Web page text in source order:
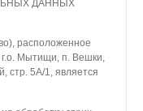
ДАННЫХ
расположенное
г.о. Мытищи, п. Вешки,
стр. 5А/1, является